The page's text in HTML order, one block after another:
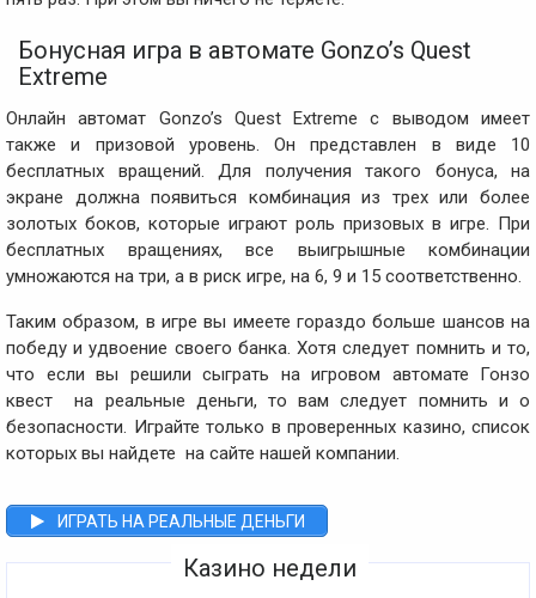
Казино недели
Бонусная игра в автомате Gonzo’s Quest
Extreme
Онлайн автомат Gonzo’s Quest Extreme с выводом имеет
также и призовой уровень. Он представлен в виде 10
бесплатных вращений. Для получения такого бонуса, на
экране должна появиться комбинация из трех или более
золотых боков, которые играют роль призовых в игре. При
бесплатных вращениях, все выигрышные комбинации
умножаются на три, а в риск игре, на 6, 9 и 15 соответственно.
Таким образом, в игре вы имеете гораздо больше шансов на
победу и удвоение своего банка. Хотя следует помнить и то,
что если вы решили сыграть на игровом автомате Гонзо
квест на реальные деньги, то вам следует помнить и о
безопасности. Играйте только в проверенных казино, список
которых вы найдете на сайте нашей компании.
ИГРАТЬ НА РЕАЛЬНЫЕ ДЕНЬГИ